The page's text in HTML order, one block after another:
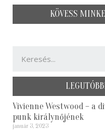
KÖVESS
Vivienne Westwood – a
punk királynőjének
január 3, 2023